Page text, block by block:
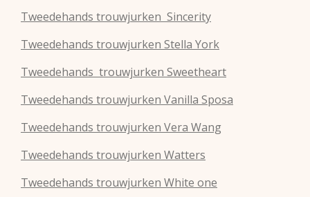
Tweedehands trouwjurken Sincerity
Tweedehands trouwjurken Stella York
Tweedehands trouwjurken Sweetheart
Tweedehands trouwjurken Vanilla Sposa
Tweedehands trouwjurken Vera Wang
Tweedehands trouwjurken Watters
Tweedehands trouwjurken White one